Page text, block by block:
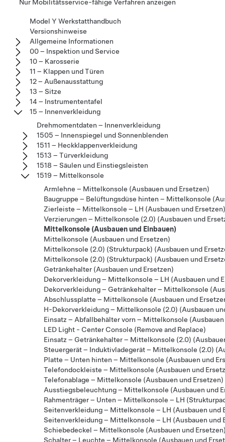
Nur Mobilitätsservice-fähige Verfahren anzeigen
Model Y Werkstatthandbuch
Versionshinweise
Allgemeine Informationen
00 – Inspektion und Service
10 – Karosserie
11 – Klappen und Türen
12 – Außenausstattung
13 – Sitze
14 – Instrumententafel
15 – Innenverkleidung
Drehmomentdaten – Innenverkleidung
1505 – Innenspiegel und Sonnenblenden
1511 – Heckklappenverkleidung
1513 – Türverkleidung
1518 – Säulen und Einstiegsleisten
1519 – Mittelkonsole
Armlehne – Mittelkonsole (Ausbauen und Ersetzen)
Baugruppe – Belüftungsdüse hinten – Mittelkonsole
Zierleiste – Mittelkonsole – LH (Ausbauen und Ersetzen)
Verzierungen – Mittelkonsole (2.0) (Ausbauen und
Mittelkonsole (Ausbauen und Einbauen)
Mittelkonsole (Ausbauen und Ersetzen)
Mittelkonsole (2.0) (Strukturpack) (Ausbauen und
Mittelkonsole (2.0) (Strukturpack) (Ausbauen und
Getränkehalter (Ausbauen und Ersetzen)
Dekorverkleidung – Mittelkonsole – LH (Ausbauen und
Dekorverkleidung – Getränkehalter – Mittelkonsole
Abschlussplatte – Mittelkonsole (Ausbauen und
H-Dekorverkleidung – Mittelkonsole (2.0) (Ausbauen
Einsatz – Abfallbehälter vorn – Mittelkonsole
LED Light - Center Console (Remove and Replace)
Einsatz – Getränkehalter – Mittelkonsole (2.0)
Steuergerät – Induktivladegerät – Mittelkonsole (2.0)
Platte – Unten hinten – Mittelkonsole (Ausbauen und
Telefondockleiste – Mittelkonsole (Ausbauen und
Telefonablage – Mittelkonsole (Ausbauen und Ersetzen)
Ausstiegsbeleuchtung – Mittelkonsole (Ausbauen und
Rahmenträger – Unten – Mittelkonsole – LH
Seitenverkleidung – Mittelkonsole – LH (Ausbauen und
Seitenverkleidung – Mittelkonsole – LH (Ausbauen und
Schiebedeckel – Mittelkonsole (Ausbauen und
Schalter – Leuchte – Mittelkonsole (Ausbauen und